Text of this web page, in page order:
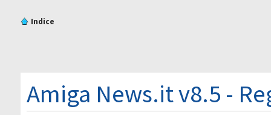
Indice
Amiga News.it v8.5 -